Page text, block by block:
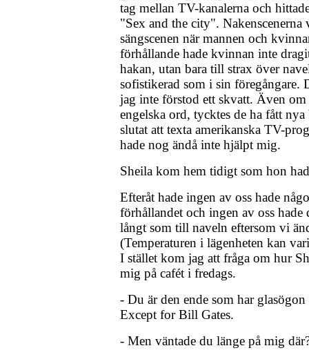
tag mellan TV-kanalerna och
"Sex and the city". Nakenscenerna
sängscenen när mannen och
förhållande hade kvinnan inte
hakan, utan bara till strax över
sofistikerad som i sin föregångare.
jag inte förstod ett skvatt. Även
engelska ord, tycktes de ha fått
slutat att texta amerikanska TV-
hade nog ändå inte hjälpt mig.
Sheila kom hem tidigt som hon
Efteråt hade ingen av oss hade
förhållandet och ingen av oss hade
långt som till naveln eftersom vi
(Temperaturen i lägenheten kan
I stället kom jag att fråga om hur
mig på cafét i fredags.
- Du är den ende som har
Except for Bill Gates.
- Men väntade du länge på mig